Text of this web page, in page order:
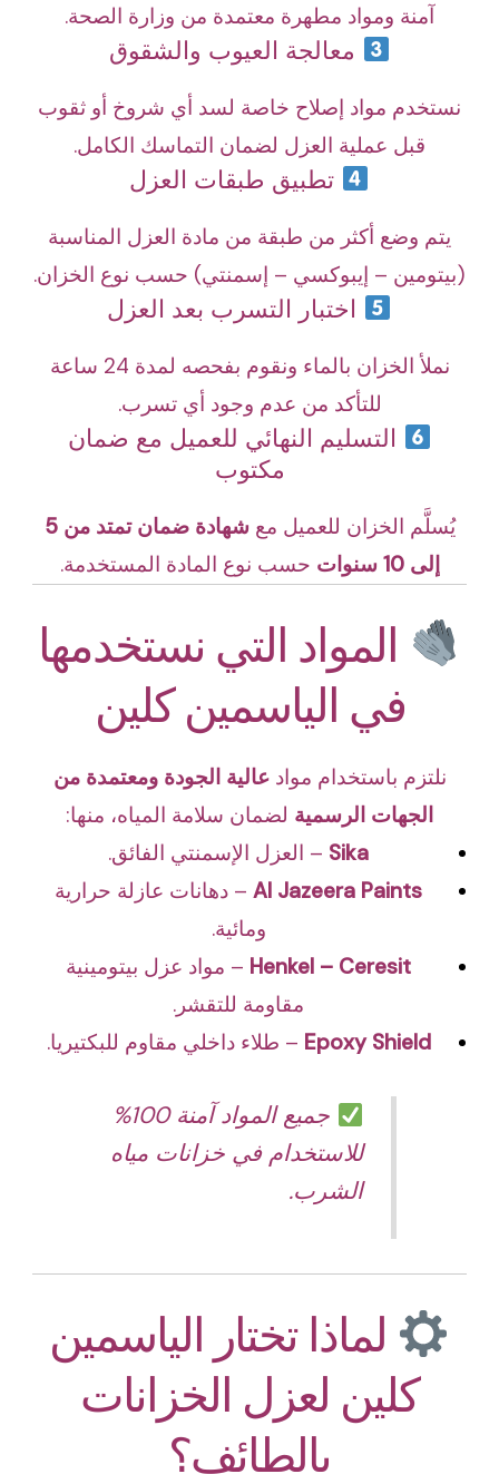
آمنة ومواد مطهرة معتمدة من وزارة الصحة.
معالجة العيوب والشقوق
نستخدم مواد إصلاح خاصة لسد أي شروخ أو ثقوب
قبل عملية العزل لضمان التماسك الكامل.
تطبيق طبقات العزل
يتم وضع أكثر من طبقة من مادة العزل المناسبة
(بيتومين – إيبوكسي – إسمنتي) حسب نوع الخزان.
اختبار التسرب بعد العزل
نملأ الخزان بالماء ونقوم بفحصه لمدة 24 ساعة
للتأكد من عدم وجود أي تسرب.
التسليم النهائي للعميل مع ضمان
مكتوب
يُسلَّم الخزان للعميل مع
شهادة ضمان تمتد من 5
إلى 10 سنوات
حسب نوع المادة المستخدمة.
المواد التي نستخدمها
في الياسمين كلين
نلتزم باستخدام موادعالية الجودة ومعتمدة من
الجهات الرسمية لضمان سلامة المياه، منها:
Sika – العزل الإسمنتي الفائق.
Al Jazeera Paints – دهانات عازلة حرارية
ومائية.
Henkel – Ceresit – مواد عزل بيتومينية
مقاومة للتقشر.
Epoxy Shield – طلاء داخلي مقاوم للبكتيريا.
جميع المواد آمنة 100%
للاستخدام في خزانات مياه
الشرب.
لماذا تختار الياسمين
كلين لعزل الخزانات
بالطائف؟